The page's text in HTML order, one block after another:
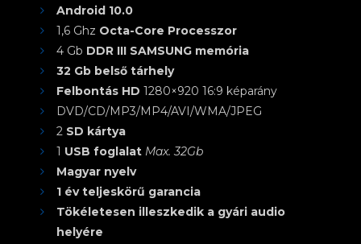
Android 10.0
1,6 Ghz Octa-Core Processzor
4 Gb DDR III SAMSUNG memória
32 Gb belső tárhely
Felbontás HD 1280×920 16:9 képarány
DVD/CD/MP3/MP4/AVI/WMA/JPEG
2 SD kártya
1 USB foglalat Max. 32Gb
Magyar nyelv
1 év teljeskörű garancia
Tökéletesen illeszkedik a gyári audio
helyére